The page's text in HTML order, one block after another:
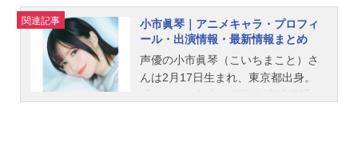
「リコリス」。当たり前の日常も、
彼女たちのおかげ。歴代最強のリコ
リスと称されるエリート・錦木千
束、優秀だけどワケありリコリス・
井ノ上たきなが働く喫茶「リコリ
関連記事
小市眞琴｜アニメキャラ・プロフィ
ール・出演情報・最新情報まとめ
声優の小市眞琴（こいちまこと）さ
んは2月17日生まれ、東京都出身。